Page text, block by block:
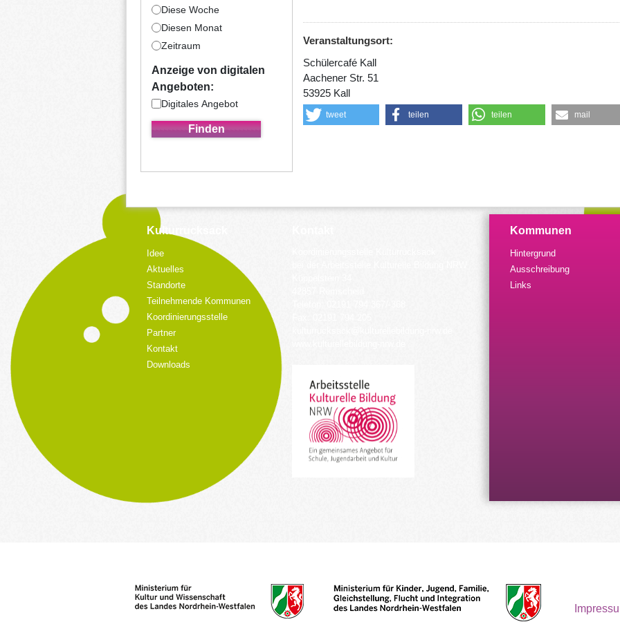
Diese Woche
Diesen Monat
Zeitraum
Anzeige von digitalen
Angeboten:
Digitales Angebot
Veranstaltungsort:
Schülercafé Kall
Aachener Str. 51
53925 Kall
tweet teilen teilen mail
Kulturrucksack
Idee
Aktuelles
Standorte
Teilnehmende Kommunen
Koordinierungsstelle
Partner
Kontakt
Downloads
Kommunen
Hintergrund
Ausschreibung
Links